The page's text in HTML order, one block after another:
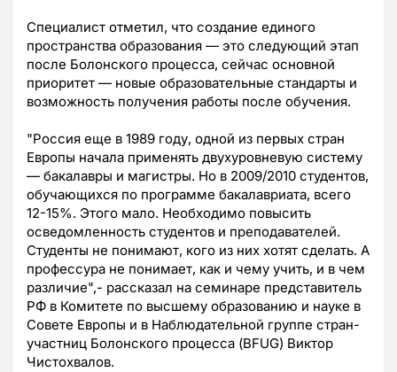
Специалист отметил, что создание единого
пространства образования — это следующий этап
после Болонского процесса, сейчас основной
приоритет — новые образовательные стандарты и
возможность получения работы после обучения.
"Россия еще в 1989 году, одной из первых стран
Европы начала применять двухуровневую систему
— бакалавры и магистры. Но в 2009/2010 студентов,
обучающихся по программе бакалавриата, всего
12-15%. Этого мало. Необходимо повысить
осведомленность студентов и преподавателей.
Студенты не понимают, кого из них хотят сделать. А
профессура не понимает, как и чему учить, и в чем
различие",- рассказал на семинаре представитель
РФ в Комитете по высшему образованию и науке в
Совете Европы и в Наблюдательной группе стран-
участниц Болонского процесса (BFUG) Виктор
Чистохвалов.